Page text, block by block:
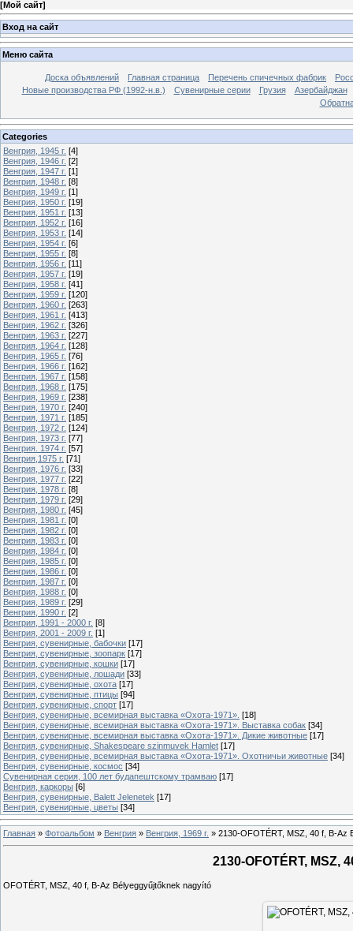
[Мой сайт]
Вход на сайт
Меню сайта
Доска объявлений Главная страница Перечень спичечных фабрик
Новые производства РФ (1992-н.в.)
Сувенирные серии Грузия
Азербайджан
Categories
Венгрия, 1945 г. [4]
Венгрия, 1946 г. [2]
Венгрия, 1947 г. [1]
Венгрия, 1948 г. [8]
Венгрия, 1949 г. [1]
Венгрия, 1950 г. [19]
Венгрия, 1951 г. [13]
Венгрия, 1952 г. [16]
Венгрия, 1953 г. [14]
Венгрия, 1954 г. [6]
Венгрия, 1955 г. [8]
Венгрия, 1956 г. [11]
Венгрия, 1957 г. [19]
Венгрия, 1958 г. [41]
Венгрия, 1959 г. [120]
Венгрия, 1960 г. [263]
Венгрия, 1961 г. [413]
Венгрия, 1962 г. [326]
Венгрия, 1963 г. [227]
Венгрия, 1964 г. [128]
Венгрия, 1965 г. [76]
Венгрия, 1966 г. [162]
Венгрия, 1967 г. [158]
Венгрия, 1968 г. [175]
Венгрия, 1969 г. [238]
Венгрия, 1970 г. [240]
Венгрия, 1971 г. [185]
Венгрия, 1972 г. [124]
Венгрия, 1973 г. [77]
Венгрия. 1974 г. [57]
Венгрия,1975 г. [71]
Венгрия, 1976 г. [33]
Венгрия, 1977 г. [22]
Венгрия, 1978 г. [8]
Венгрия, 1979 г. [29]
Венгрия, 1980 г. [45]
Венгрия, 1981 г. [0]
Венгрия, 1982 г. [0]
Венгрия, 1983 г. [0]
Венгрия, 1984 г. [0]
Венгрия, 1985 г. [0]
Венгрия, 1986 г. [0]
Венгрия, 1987 г. [0]
Венгрия, 1988 г. [0]
Венгрия, 1989 г. [29]
Венгрия, 1990 г. [2]
Венгрия, 1991 - 2000 г. [8]
Венгрия, 2001 - 2009 г. [1]
Венгрия, сувенирные, бабочки [17]
Венгрия, сувенирные, зоопарк [17]
Венгрия, сувенирные, кошки [17]
Венгрия, сувенирные, лошади [33]
Венгрия, сувенирные, охота [17]
Венгрия, сувенирные, птицы [94]
Венгрия, сувенирные, спорт [17]
Венгрия, сувенирные, всемирная выставка «Охота-1971». [18]
Венгрия, сувенирные, всемирная выставка «Охота-1971». Выставка собак [34]
Венгрия, сувенирные, всемирная выставка «Охота-1971». Дикие животные [17]
Венгрия, сувенирные, Shakespeare szinmuvek Hamlet [17]
Венгрия, сувенирные, всемирная выставка «Охота-1971». Охотничьи животные [34]
Венгрия, сувенирные, космос [34]
Сувенирная серия, 100 лет будапештскому трамваю [17]
Венгрия, каркоры [6]
Венгрия, сувенирные, Balett Jelenetek [17]
Венгрия, сувенирные, цветы [34]
Главная » Фотоальбом » Венгрия » Венгрия, 1969 г. » 2130-OFOTÉRT, MSZ, 40 f, B-Az
2130-OFOTÉRT, MSZ,
OFOTÉRT, MSZ, 40 f, B-Az Bélyeggyűjtőknek nagyító